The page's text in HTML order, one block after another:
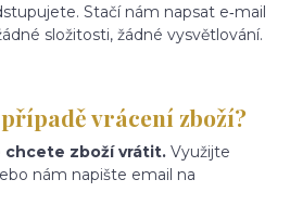
Stačí nám napsat e‑mail
složitosti, žádné vysvětlování.
vrácení zboží?
chcete zboží vrátit. Využijte
nám napište email na